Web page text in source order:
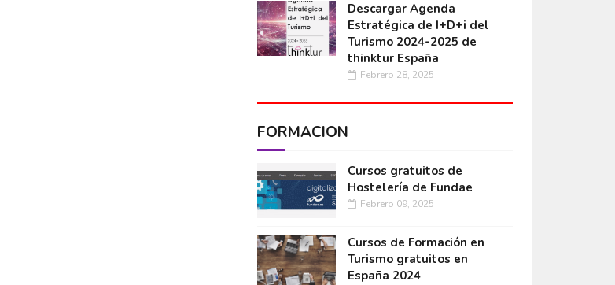
Descargar Agenda
Estratégica de I+D+i del
Turismo 2024-2025 de
thinktur España
Febrero 28, 2025
FORMACIÓN
Cursos gratuitos de
Hostelería de Fundae
Febrero 09, 2025
Cursos de Formación en
Turismo gratuitos en
España 2024